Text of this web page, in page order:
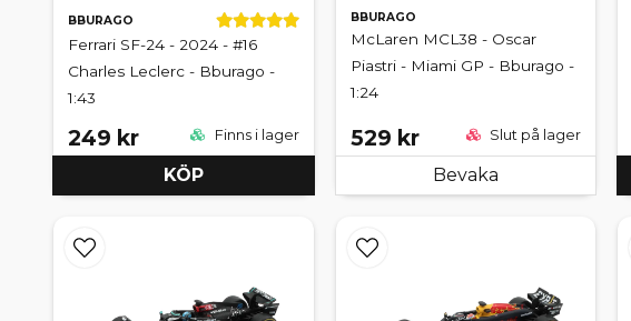
BBURAGO
Ferrari SF-24 - 2024 - #16
Charles Leclerc - Bburago -
1:43
249 kr Finns i lager
KÖP
BBURAGO
McLaren MCL38 - Oscar
Piastri - Miami GP - Bburago -
1:24
529 kr Slut på lager
Bevaka